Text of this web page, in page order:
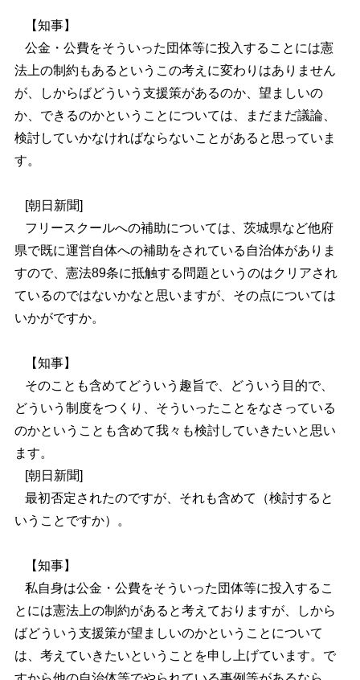
【知事】
公金・公費をそういった団体等に投入することには憲
法上の制約もあるというこの考えに変わりはありません
が、しからばどういう支援策があるのか、望ましいの
か、できるのかということについては、まだまだ議論、
検討していかなければならないことがあると思っていま
す。
[朝日新聞]
フリースクールへの補助については、茨城県など他府
県で既に運営自体への補助をされている自治体がありま
すので、憲法89条に抵触する問題というのはクリアされ
ているのではないかなと思いますが、その点については
いかがですか。
【知事】
そのことも含めてどういう趣旨で、どういう目的で、
どういう制度をつくり、そういったことをなさっている
のかということも含めて我々も検討していきたいと思い
ます。
[朝日新聞]
最初否定されたのですが、それも含めて（検討すると
いうことですか）。
【知事】
私自身は公金・公費をそういった団体等に投入するこ
とには憲法上の制約があると考えておりますが、しから
ばどういう支援策が望ましいのかということについて
は、考えていきたいということを申し上げています。で